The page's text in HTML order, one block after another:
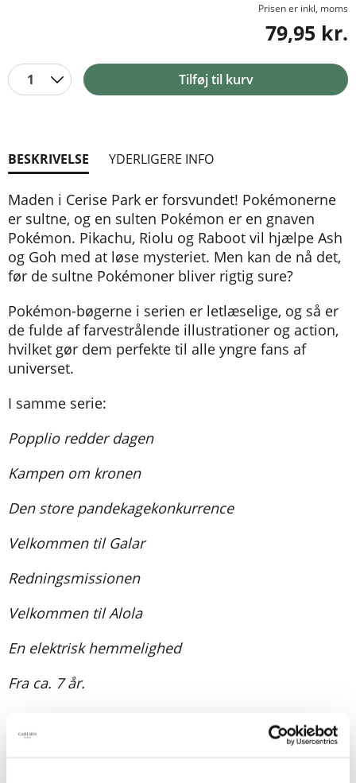
Prisen er inkl, moms
79,95 kr.
1 Tilføj til kurv
BESKRIVELSE YDERLIGERE INFO
Maden i Cerise Park er forsvundet! Pokémonerne
er sultne, og en sulten Pokémon er en gnaven
Pokémon. Pikachu, Riolu og Raboot vil hjælpe Ash
og Goh med at løse mysteriet. Men kan de nå det,
før de sultne Pokémoner bliver rigtig sure?
Pokémon-bøgerne i serien er letlæselige, og så er
de fulde af farvestrålende illustrationer og action,
hvilket gør dem perfekte til alle yngre fans af
universet.
I samme serie:
Popplio redder dagen
Kampen om kronen
Den store pandekagekonkurrence
Velkommen til Galar
Redningsmissionen
Velkommen til Alola
En elektrisk hemmelighed
Fra ca. 7 år.